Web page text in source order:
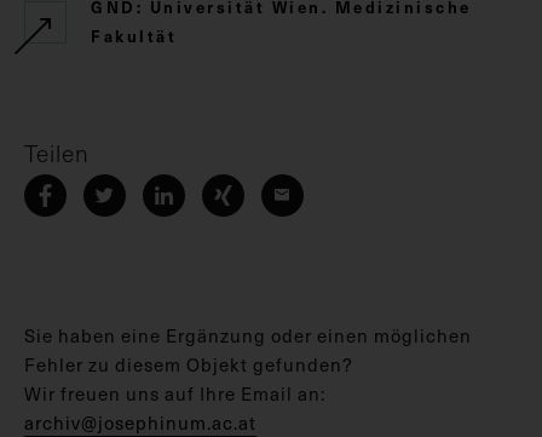
GND: Universität Wien. Medizinische
Fakultät
Teilen
Sie haben eine Ergänzung oder einen möglichen
Fehler zu diesem Objekt gefunden?
Wir freuen uns auf Ihre Email an:
archiv@josephinum.ac.at